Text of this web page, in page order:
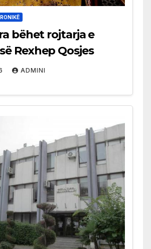
bëhet rojtarja e
Rexhep Qosjes
ADMINI